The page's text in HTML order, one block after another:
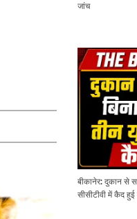
जांच
बीकानेर: दुकान से
सीसीटीवी में कैद हुई